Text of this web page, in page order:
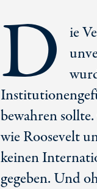
D ie
bewahren
wie Roosevelt
keinen
gegeben. Und